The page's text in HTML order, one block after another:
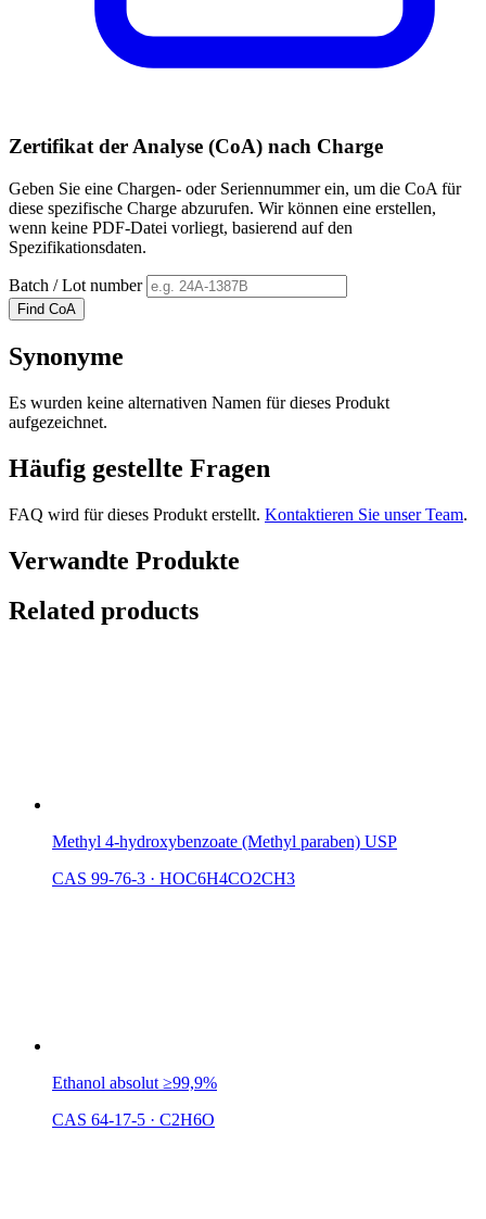
Zertifikat der Analyse (CoA) nach Charge
Geben Sie eine Chargen- oder Seriennummer ein, um die CoA für
diese spezifische Charge abzurufen. Wir können eine erstellen,
wenn keine PDF-Datei vorliegt, basierend auf den
Spezifikationsdaten.
Batch / Lot number
Find CoA
Synonyme
Es wurden keine alternativen Namen für dieses Produkt
aufgezeichnet.
Häufig gestellte Fragen
FAQ wird für dieses Produkt erstellt. Kontaktieren Sie unser Team.
Verwandte Produkte
Related products
Methyl 4-hydroxybenzoate (Methyl paraben) USP
CAS 99-76-3 · HOC6H4CO2CH3
Ethanol absolut ≥99,9%
CAS 64-17-5 · C2H6O